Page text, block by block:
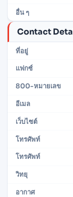
อื่น ๆ
Contact
ที่อยู่
แฟกซ์
800-หมายเลข
อีเมล
เว็บไซต์
โทรศัพท์
โทรศัพท์
วิทยุ
อากาศ